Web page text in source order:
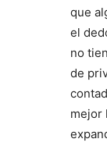
que
el
no
de
mejor